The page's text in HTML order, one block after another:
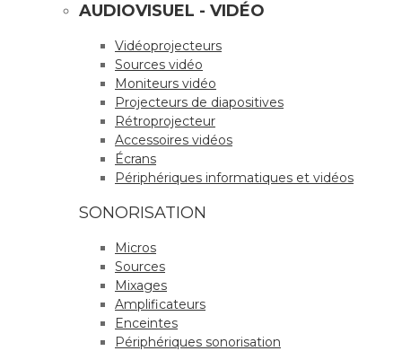
AUDIOVISUEL - VIDÉO
Vidéoprojecteurs
Sources vidéo
Moniteurs vidéo
Projecteurs de diapositives
Rétroprojecteur
Accessoires vidéos
Écrans
Périphériques informatiques et vidéos
SONORISATION
Micros
Sources
Mixages
Amplificateurs
Enceintes
Périphériques sonorisation